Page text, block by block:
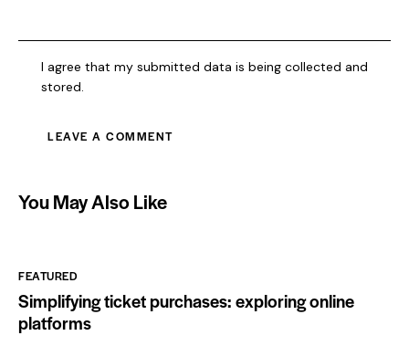
I agree that my submitted data is being collected and
stored.
You May Also Like
FEATURED
Simplifying ticket purchases: exploring online
platforms